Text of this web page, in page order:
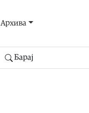
Архива
Барај